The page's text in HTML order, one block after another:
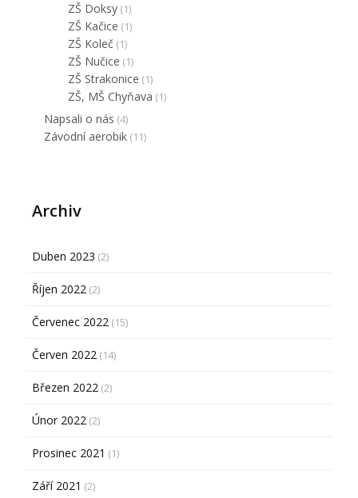
ZŠ Doksy (1)
ZŠ Kačice (1)
ZŠ Koleč (1)
ZŠ Nučice (1)
ZŠ Strakonice (1)
ZŠ, MŠ Chyňava (1)
Napsali o nás (4)
Závodní aerobik (11)
Archiv
Duben 2023 (2)
Říjen 2022 (2)
Červenec 2022 (15)
Červen 2022 (14)
Březen 2022 (2)
Únor 2022 (2)
Prosinec 2021 (1)
Září 2021 (2)